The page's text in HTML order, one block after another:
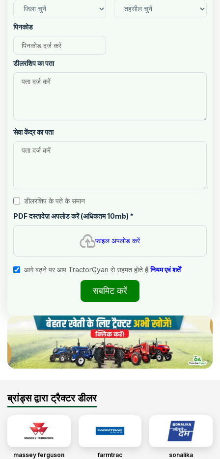
पिनकोड
डीलरशिप का पता
सेवा केंद्र का पता
डीलरशिप के पते के समान
PDF दस्तावेज़ अपलोड करें (अधिकतम 10mb) *
फाइल अपलोड करें
आगे बढ़ने पर आप TractorGyan से सहमत होते हैं नियम एवं शर्तें
सबमिट करें
ब्रांड्स द्वारा ट्रैक्टर डीलर
massey ferguson farmtrac sonalika